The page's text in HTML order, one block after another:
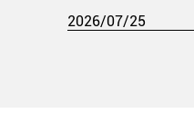
2026/07/25